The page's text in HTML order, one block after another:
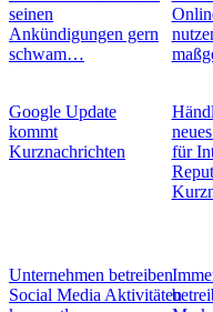
seinen
Ankündigungen gern
schwam…
Google Update
kommt
Kurznachrichten
für
Unternehmen betreiben
Social Media Aktivitäten